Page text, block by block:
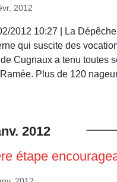
2012
2012 10:27 | La
qui suscite des
Cugnaux a tenu toutes
Plus de 120
2012
étape